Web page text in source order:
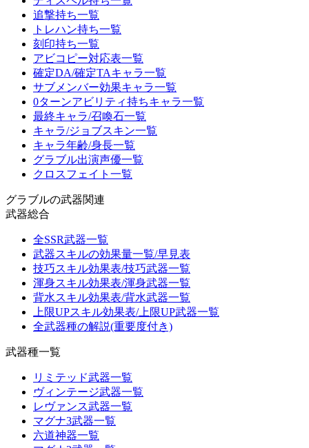
追撃持ち一覧
トレハン持ち一覧
刻印持ち一覧
アビコピー対応表一覧
確定DA/確定TAキャラ一覧
サブメンバー効果キャラ一覧
0ターンアビリティ持ちキャラ一覧
最終キャラ/召喚石一覧
キャラ/ジョブスキン一覧
キャラ年齢/身長一覧
グラブル出演声優一覧
クロスフェイト一覧
グラブルの武器関連
武器総合
全SSR武器一覧
武器スキルの効果量一覧/早見表
技巧スキル効果表/技巧武器一覧
渾身スキル効果表/渾身武器一覧
背水スキル効果表/背水武器一覧
上限UPスキル効果表/上限UP武器一覧
全武器種の解説(重要度付き)
武器種一覧
リミテッド武器一覧
ヴィンテージ武器一覧
レヴァンス武器一覧
マグナ3武器一覧
六道神器一覧